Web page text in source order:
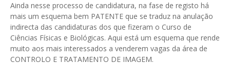
Ainda nesse processo de candidatura, na fase de registo há
mais um esquema bem PATENTE que se traduz na anulação
indirecta das candidaturas dos que fizeram o Curso de
Ciências Físicas e Biológicas. Aqui está um esquema que rende
muito aos mais interessados a venderem vagas da área de
CONTROLO E TRATAMENTO DE IMAGEM.